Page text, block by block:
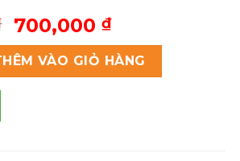
Giá
gốc
là:
1,000,000 ₫.
700,000 ₫Giá
hiện
tại
là:
dịch vụ phun xăm số lượng
VÀO GIỎ HÀNG